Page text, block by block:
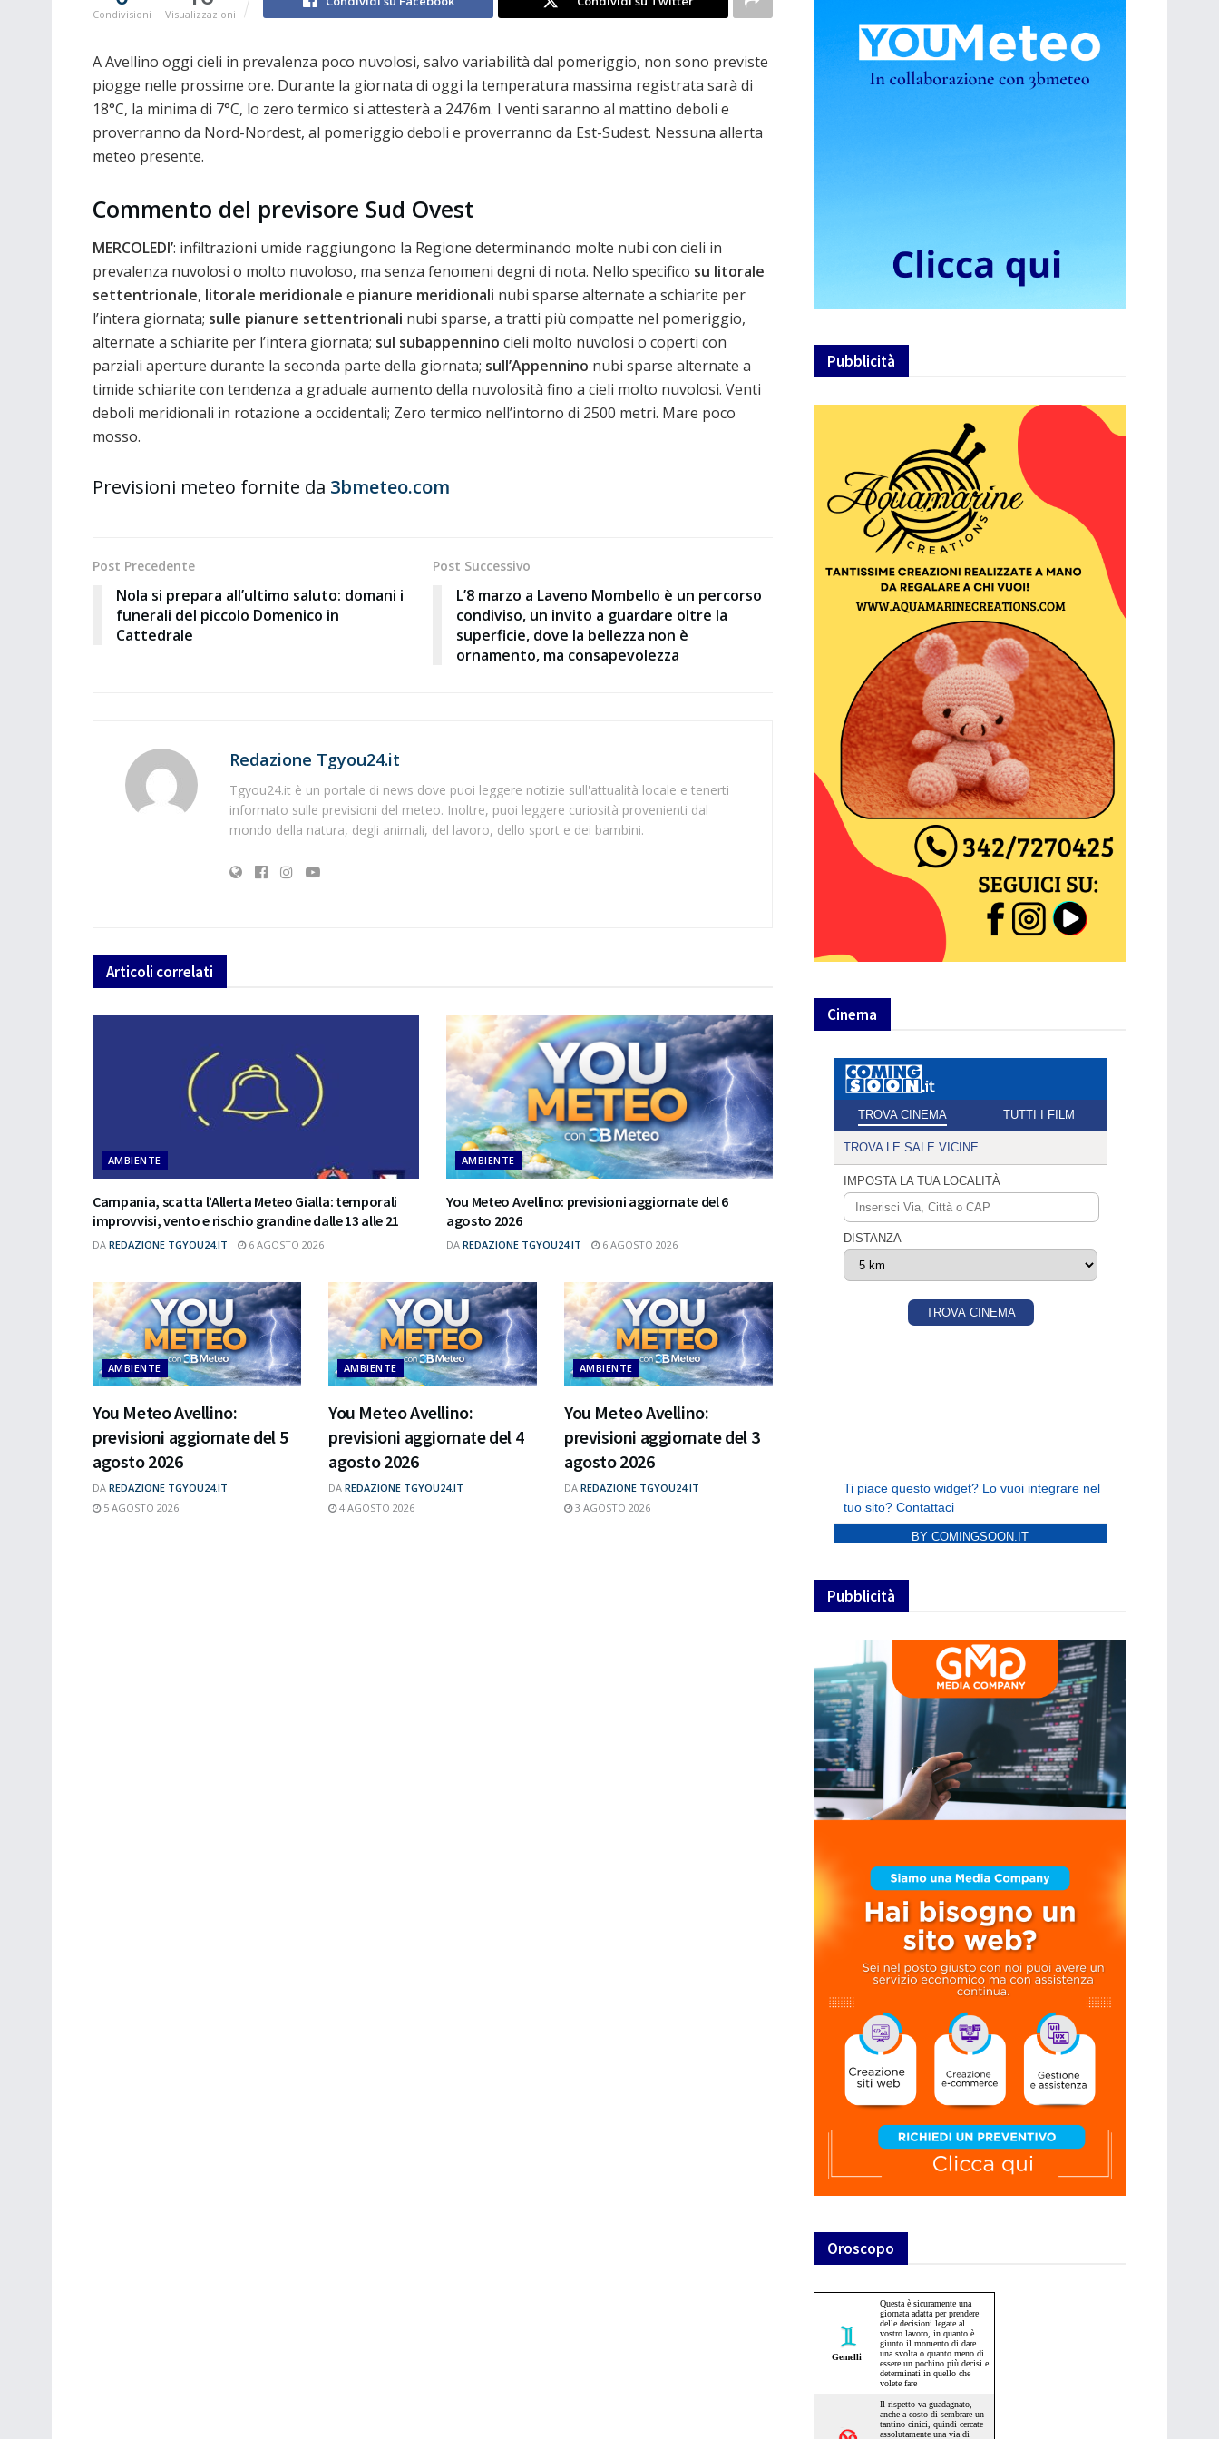
Condivisioni Visualizzazioni
A Avellino oggi cieli in prevalenza poco nuvolosi, salvo variabilità dal pomeriggio, non sono previste
piogge nelle prossime ore. Durante la giornata di oggi la temperatura massima registrata sarà di
18°C, la minima di 7°C, lo zero termico si attesterà a 2476m. I venti saranno al mattino deboli e
proverranno da Nord-Nordest, al pomeriggio deboli e proverranno da Est-Sudest. Nessuna allerta
meteo presente.
Commento del previsore Sud Ovest
MERCOLEDI’: infiltrazioni umide raggiungono la Regione determinando molte nubi con cieli in
prevalenza nuvolosi o molto nuvoloso, ma senza fenomeni degni di nota. Nello specifico su litorale
settentrionale, litorale meridionale e pianure meridionali nubi sparse alternate a schiarite per
l’intera giornata; sulle pianure settentrionali nubi sparse, a tratti più compatte nel pomeriggio,
alternate a schiarite per l’intera giornata; sul subappennino cieli molto nuvolosi o coperti con
parziali aperture durante la seconda parte della giornata; sull’Appennino nubi sparse alternate a
timide schiarite con tendenza a graduale aumento della nuvolosità fino a cieli molto nuvolosi. Venti
deboli meridionali in rotazione a occidentali; Zero termico nell’intorno di 2500 metri. Mare poco
mosso.
Previsioni meteo fornite da 3bmeteo.com
Post Precedente
Nola si prepara all’ultimo saluto: domani i
funerali del piccolo Domenico in
Cattedrale
Post Successivo
L’8 marzo a Laveno Mombello è un percorso
condiviso, un invito a guardare oltre la
superficie, dove la bellezza non è
ornamento, ma consapevolezza
Redazione Tgyou24.it
Tgyou24.it è un portale di news dove puoi leggere notizie sull'attualità locale e tenerti
informato sulle previsioni del meteo. Inoltre, puoi leggere curiosità provenienti dal
mondo della natura, degli animali, del lavoro, dello sport e dei bambini.
Articoli correlati
AMBIENTE
Campania, scatta l’Allerta Meteo Gialla: temporali
improvvisi, vento e rischio grandine dalle 13 alle 21
DA REDAZIONE TGYOU24.IT 6 AGOSTO 2026
AMBIENTE
You Meteo Avellino: previsioni aggiornate del 6
agosto 2026
DA REDAZIONE TGYOU24.IT 6 AGOSTO 2026
AMBIENTE
You Meteo Avellino:
previsioni aggiornate del 5
agosto 2026
DA REDAZIONE TGYOU24.IT
5 AGOSTO 2026
AMBIENTE
You Meteo Avellino:
previsioni aggiornate del 4
agosto 2026
DA REDAZIONE TGYOU24.IT
4 AGOSTO 2026
AMBIENTE
You Meteo Avellino:
previsioni aggiornate del 3
agosto 2026
DA REDAZIONE TGYOU24.IT
3 AGOSTO 2026
Pubblicità
Cinema
BY COMINGSOON.IT
Pubblicità
Oroscopo